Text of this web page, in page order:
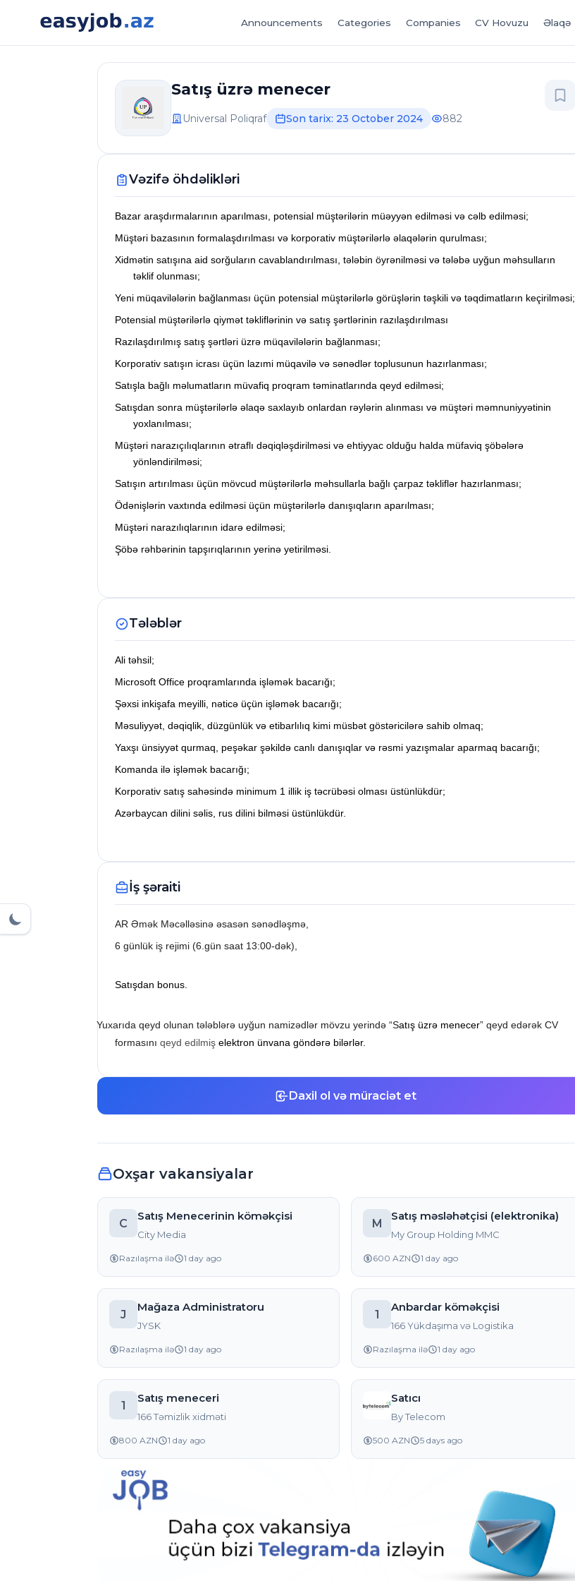
Announcements Categories Companies CV Hovuzu Əlaqə
Satış üzrə menecer
Universal Poliqraf Son tarix: 23 October 2024 882
Vəzifə öhdəlikləri
Bazar araşdırmalarının aparılması, potensial müştərilərin müəyyən edilməsi və cəlb edilməsi;
Müştəri bazasının formalaşdırılması və korporativ müştərilərlə əlaqələrin qurulması;
Xidmətin satışına aid sorğuların cavablandırılması, tələbin öyrənilməsi və tələbə uyğun məhsulların
təklif olunması;
Yeni müqavilələrin bağlanması üçün potensial müştərilərlə görüşlərin təşkili və təqdimatların keçirilməsi;
Potensial müştərilərlə qiymət təkliflərinin və satış şərtlərinin razılaşdırılması
Razılaşdırılmış satış şərtləri üzrə müqavilələrin bağlanması;
Korporativ satışın icrası üçün lazımi müqavilə və sənədlər toplusunun hazırlanması;
Satışla bağlı məlumatların müvafiq proqram təminatlarında qeyd edilməsi;
Satışdan sonra müştərilərlə əlaqə saxlayıb onlardan rəylərin alınması və müştəri məmnuniyyətinin
yoxlanılması;
Müştəri narazıçılıqlarının ətraflı dəqiqləşdirilməsi və ehtiyyac olduğu halda müfaviq şöbələrə
yönləndirilməsi;
Satışın artırılması üçün mövcud müştərilərlə məhsullarla bağlı çarpaz təkliflər hazırlanması;
Ödənişlərin vaxtında edilməsi üçün müştərilərlə danışıqların aparılması;
Müştəri narazılıqlarının idarə edilməsi;
Şöbə rəhbərinin tapşırıqlarının yerinə yetirilməsi.
Tələblər
Ali təhsil;
Microsoft Office proqramlarında işləmək bacarığı;
Şəxsi inkişafa meyilli, nəticə üçün işləmək bacarığı;
Məsuliyyət, dəqiqlik, düzgünlük və etibarlılıq kimi müsbət göstəricilərə sahib olmaq;
Yaxşı ünsiyyət qurmaq, peşəkar şəkildə canlı danışıqlar və rəsmi yazışmalar aparmaq bacarığı;
Komanda ilə işləmək bacarığı;
Korporativ satış sahəsində minimum 1 illik iş təcrübəsi olması üstünlükdür;
Azərbaycan dilini səlis, rus dilini bilməsi üstünlükdür.
İş şəraiti
AR Əmək Məcəlləsinə əsasən sənədləşmə,
6 günlük iş rejimi (6.gün saat 13:00-dək),
Satışdan bonus.
Yuxarıda qeyd olunan tələblərə uyğun namizədlər mövzu yerində “Satış üzrə menecer” qeyd edərək CV
formasını qeyd edilmiş elektron ünvana göndərə bilərlər.
Daxil ol və müraciət et
Oxşar vakansiyalar
C
Satış Menecerinin köməkçisi
City Media
Razılaşma ilə 1 day ago
M
Satış məsləhətçisi (elektronika)
My Group Holding MMC
600 AZN 1 day ago
J
Mağaza Administratoru
JYSK
Razılaşma ilə 1 day ago
1
Anbardar köməkçisi
166 Yükdaşıma və Logistika
Razılaşma ilə 1 day ago
1
Satış meneceri
166 Təmizlik xidməti
800 AZN 1 day ago
Satıcı
By Telecom
500 AZN 5 days ago